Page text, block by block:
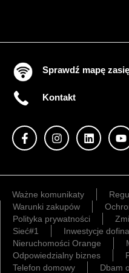
Sprawdź mapę
Kontakt
Ważne komunikaty
Warunki zakupów
Polityka prywatności
Sieć#1
Inwestycje
Nieruchomości Orange
Odpowiedzialny biznes
Telefon domowy
Dbam